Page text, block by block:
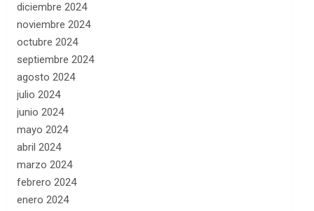
diciembre 2024
noviembre 2024
octubre 2024
septiembre 2024
agosto 2024
julio 2024
junio 2024
mayo 2024
abril 2024
marzo 2024
febrero 2024
enero 2024